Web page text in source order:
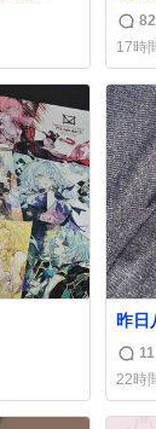
ち揚げ
ながら
いる 【鶏のたたき】 を家で作る方法を教えま
す 鶏もも肉に特別な処理をして大葉やみょう
がな
とたまりま
いい
返
信
数
82
17時
昨日
ッ
し
も愛
らっ
返
信
数
11
22時